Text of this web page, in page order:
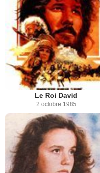
Le Roi David
2 octobre 1985